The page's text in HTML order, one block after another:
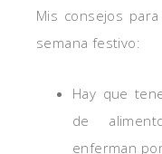
Mis consejos
semana festivo:
Hay que
de
enferman